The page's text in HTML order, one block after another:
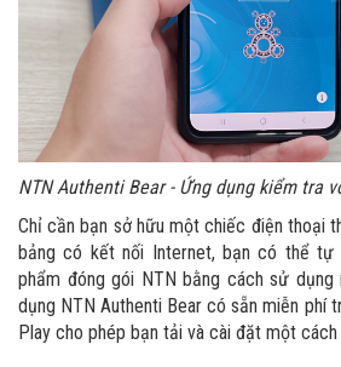
NTN Authenti Bear - Ứng dụng kiểm tra
Chỉ cần bạn sở hữu một chiếc điện thoại
bảng có kết nối Internet, bạn có thể tự
phẩm đóng gói NTN bằng cách sử dụng
dụng NTN Authenti Bear có sẵn miễn phí
Play cho phép bạn tải và cài đặt một cách